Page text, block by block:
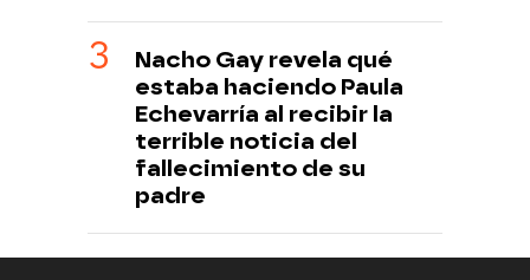
Nacho Gay revela qué
estaba haciendo Paula
Echevarría al recibir la
terrible noticia del
fallecimiento de su
padre